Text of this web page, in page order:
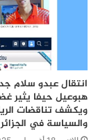
انتقال عبدو سلام
هبوعيل حيفا يثير
ويكشف تناقضات
والسياسة في الجزائر